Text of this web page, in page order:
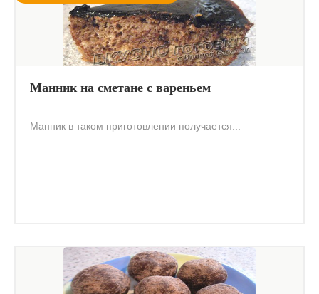
Манник на сметане с вареньем
Манник в таком приготовлении получается...